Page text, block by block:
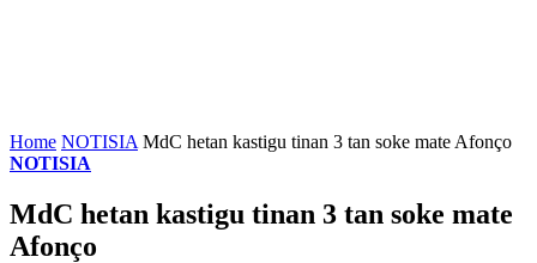
Home NOTISIA MdC hetan kastigu tinan 3 tan soke mate Afonço
NOTISIA
MdC hetan kastigu tinan 3 tan soke mate
Afonço